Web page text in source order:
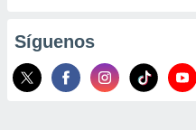
de
Síguenos